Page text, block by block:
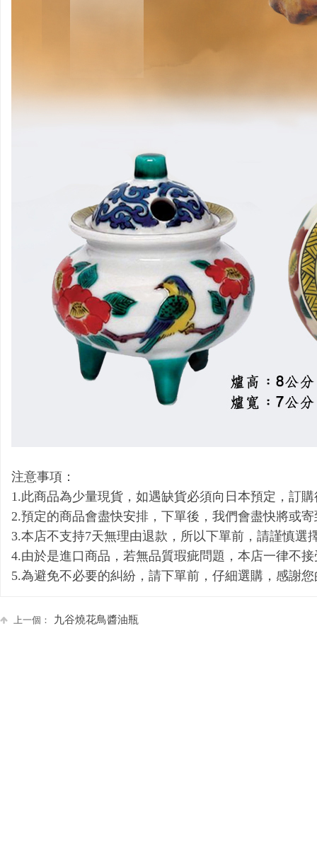
注意事項：
1.此商品為少量現貨，如遇缺貨必須向日本預定，訂
2.預定的商品會盡快安排，下單後，我們會盡快將或
3.本店不支持7天無理由退款，所以下單前，請謹慎選
4.由於是進口商品，若無品質瑕疵問題，本店一律不
5.為避免不必要的糾紛，請下單前，仔細選購，感謝
上一個： 九谷燒花鳥醬油瓶